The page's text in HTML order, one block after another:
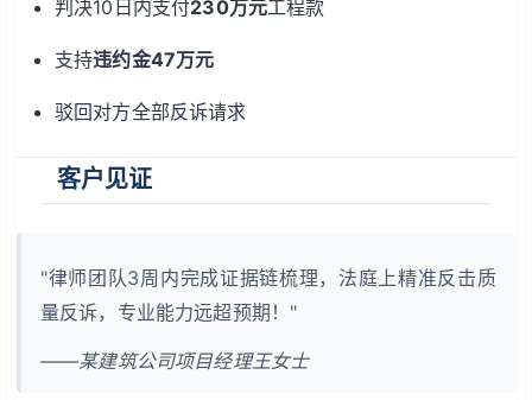
判决10日内支付230万元工程款
支持违约金47万元
驳回对方全部反诉请求
客户见证
"律师团队3周内完成证据链梳理，法庭上精准反击质
量反诉，专业能力远超预期！"
——某建筑公司项目经理王女士